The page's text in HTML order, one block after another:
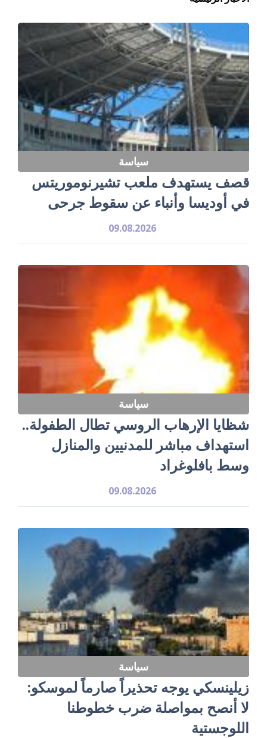
سياسة
قصف يستهدف ملعب تشيرنوموريتس
في أوديسا وأنباء عن سقوط جرحى
09.08.2026
سياسة
شظايا الإرهاب الروسي تطال الطفولة..
استهداف مباشر للمدنيين والمنازل
وسط بافلوغراد
09.08.2026
سياسة
زيلينسكي يوجه تحذيراً صارماً لموسكو:
لا أنصح بمواصلة ضرب خطوطنا
اللوجستية